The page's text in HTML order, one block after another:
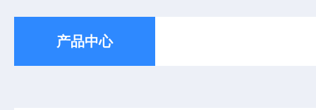
产品中心